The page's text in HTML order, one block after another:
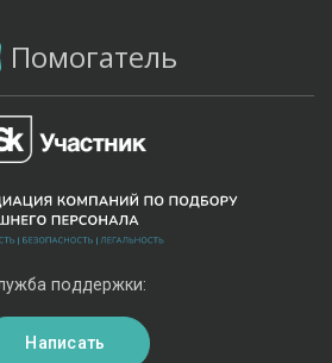
Помогатель
поддержки:
Написать